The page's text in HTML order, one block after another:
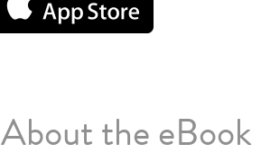
About the eBook